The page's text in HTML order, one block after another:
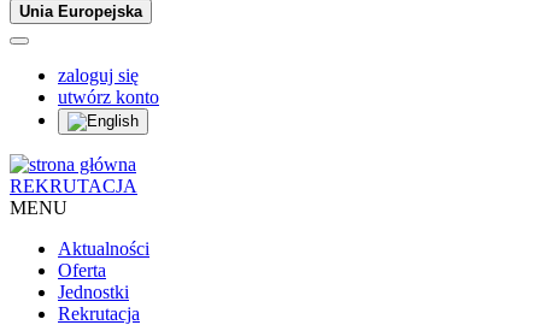
Unia Europejska
zaloguj się
utwórz konto
REKRUTACJA
MENU
Aktualności
Oferta
Jednostki
Rekrutacja